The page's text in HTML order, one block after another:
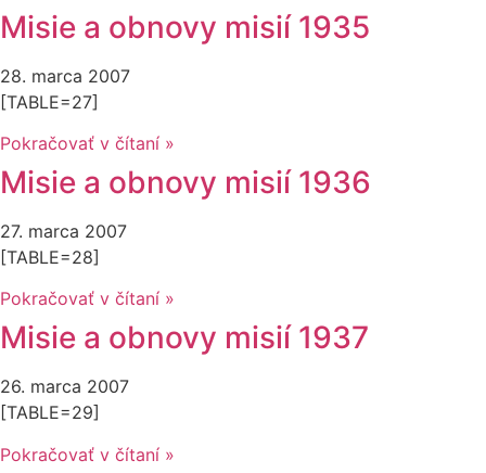
Misie a obnovy misií 1935
28. marca 2007
[TABLE=27]
Pokračovať v čítaní »
Misie a obnovy misií 1936
27. marca 2007
[TABLE=28]
Pokračovať v čítaní »
Misie a obnovy misií 1937
26. marca 2007
[TABLE=29]
Pokračovať v čítaní »